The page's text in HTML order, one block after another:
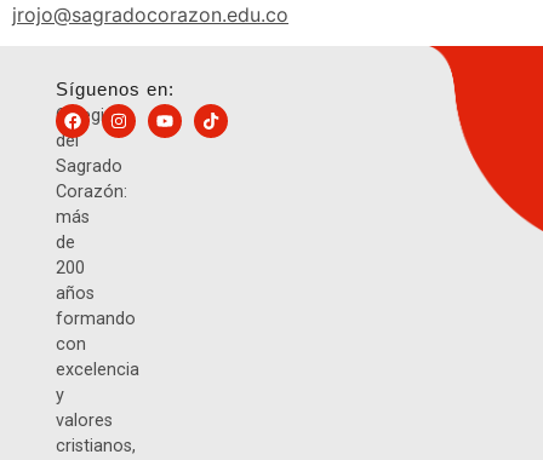
jrojo@sagradocorazon.edu.co
Colegio
del
Sagrado
Corazón:
más
de
200
años
formando
con
excelencia
y
valores
cristianos,
Síguenos en: